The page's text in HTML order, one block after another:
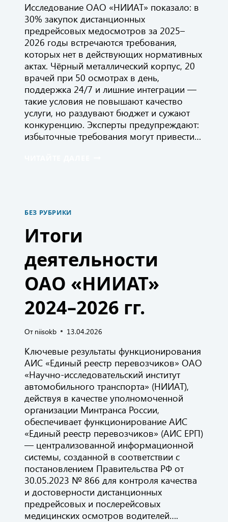
Исследование ОАО «НИИАТ» показало: в
30% закупок дистанционных
предрейсовых медосмотров за 2025–
2026 годы встречаются требования,
которых нет в действующих нормативных
актах. Чёрный металлический корпус, 20
врачей при 50 осмотрах в день,
поддержка 24/7 и лишние интеграции —
такие условия не повышают качество
услуги, но раздувают бюджет и сужают
конкуренцию. Эксперты предупреждают:
избыточные требования могут привести…
БЕЗ РУБРИКИ
Итоги
деятельности
ОАО «НИИАТ»
2024–2026 гг.
От niisokb 13.04.2026
Ключевые результаты функционирования
АИС «Единый реестр перевозчиков» ОАО
«Научно-исследовательский институт
автомобильного транспорта» (НИИАТ),
действуя в качестве уполномоченной
организации Минтранса России,
обеспечивает функционирование АИС
«Единый реестр перевозчиков» (АИС ЕРП)
— централизованной информационной
системы, созданной в соответствии с
постановлением Правительства РФ от
30.05.2023 № 866 для контроля качества
и достоверности дистанционных
предрейсовых и послерейсовых
медицинских осмотров водителей….